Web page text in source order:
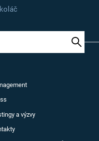
a výzvy